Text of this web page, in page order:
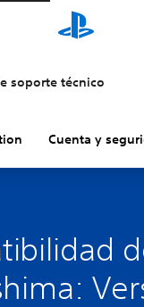
soporte técnico
Cuenta y